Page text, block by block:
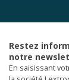
Restez
notre
En saisissant